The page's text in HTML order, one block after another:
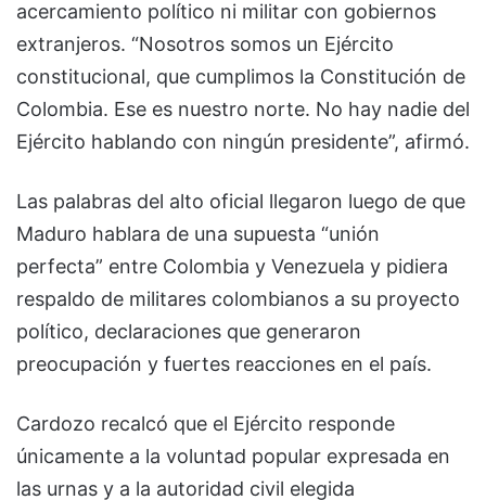
acercamiento político ni militar con gobiernos
extranjeros. “Nosotros somos un Ejército
constitucional, que cumplimos la Constitución de
Colombia. Ese es nuestro norte. No hay nadie del
Ejército hablando con ningún presidente”, afirmó.
Las palabras del alto oficial llegaron luego de que
Maduro hablara de una supuesta “unión
perfecta” entre Colombia y Venezuela y pidiera
respaldo de militares colombianos a su proyecto
político, declaraciones que generaron
preocupación y fuertes reacciones en el país.
Cardozo recalcó que el Ejército responde
únicamente a la voluntad popular expresada en
las urnas y a la autoridad civil elegida